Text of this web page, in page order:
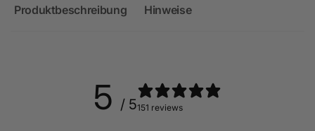
Produktbeschreibung Hinweise
5 / 5151 reviews